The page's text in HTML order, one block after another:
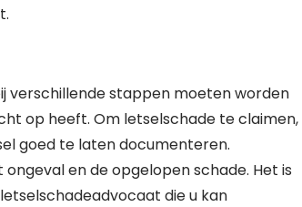
verschillende stappen moeten worden
op heeft. Om letselschade te claimen,
goed te laten documenteren.
en de opgelopen schade. Het is
die u kan